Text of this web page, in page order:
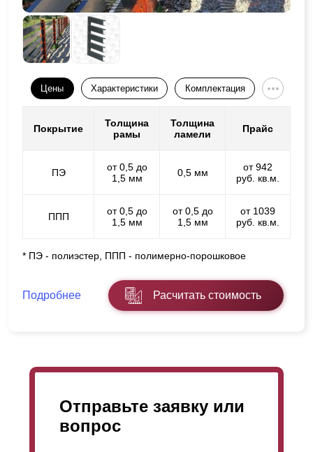
Цены Характеристики Комплектация
Покрытие
Толщина
рамы
Толщина
ламели
Прайс
ПЭ
от 0,5 до
1,5 мм
0,5 мм
от 942
руб. кв.м.
ППП
от 0,5 до
1,5 мм
от 0,5 до
1,5 мм
от 1039
руб. кв.м.
* ПЭ - полиэстер, ППП - полимерно-порошковое
Подробнее Расчитать стоимость
Отправьте заявку или
вопрос